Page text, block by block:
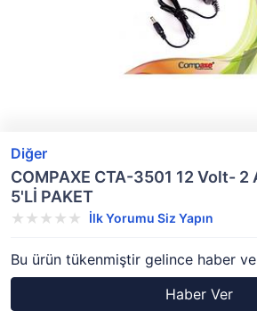
Diğer
COMPAXE CTA-3501 12 Volt-
5'Lİ PAKET
İlk Yorumu Siz Yapın
Bu ürün tükenmiştir gelince haber
Haber Ver